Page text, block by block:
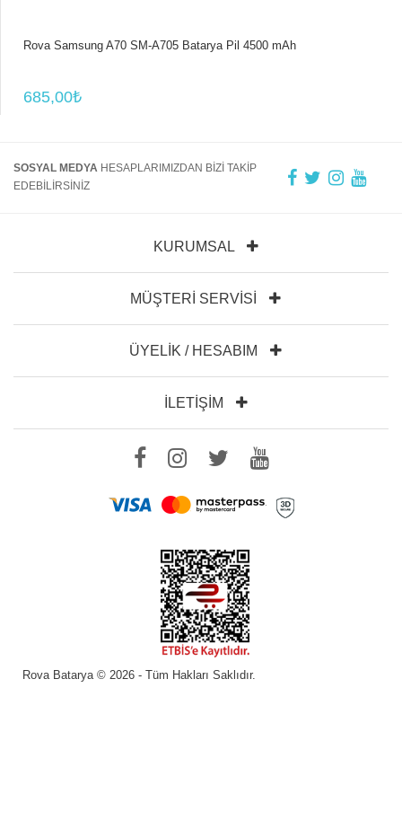
Rova Samsung A70 SM-A705 Batarya Pil 4500 mAh
685,00₺
SOSYAL MEDYA HESAPLARIMIZDAN BİZİ TAKİP
EDEBİLİRSİNİZ
KURUMSAL
MÜŞTERI SERVISI
ÜYELIK / HESABIM
İLETIŞIM
Rova Batarya © 2026 - Tüm Hakları Saklıdır.